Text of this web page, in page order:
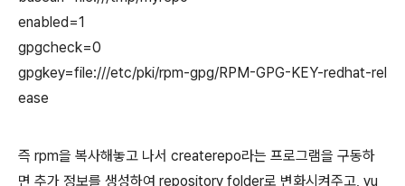
enabled=1
gpgcheck=0
gpgkey=file:///etc/pki/rpm-gpg/RPM-GPG-KEY-redhat-rel
ease
즉 rpm을 복사해놓고 나서 createrepo라는 프로그램을 구동하
면 추가 정보를 생성하여 repository folder로 변화시켜주고, yu